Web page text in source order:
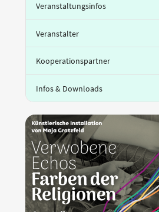
Veranstaltungsinfos
Veranstalter
Kooperationspartner
Infos & Downloads